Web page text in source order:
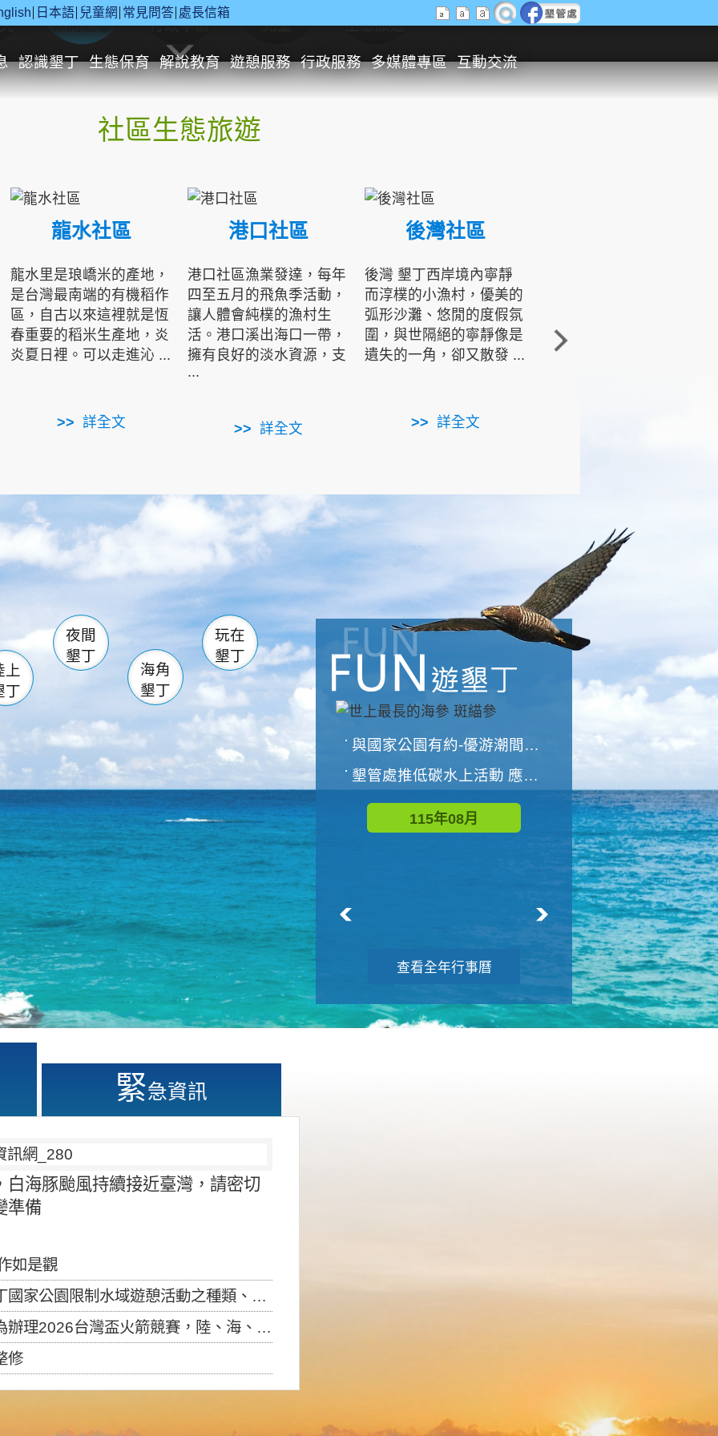
日本語 兒童網 常見問答 處長信箱
認識墾丁 生態保育 解說教育 遊憩服務 行政服務 多媒體專區 互動交流
休閒遊憩 行政申辦 兒童 生態旅遊
社區生態旅遊
龍水社區
龍水里是琅嶠米的產地，
是台灣最南端的有機稻作
區，自古以來這裡就是恆
春重要的稻米生產地，炎
炎夏日裡。可以走進沁 ...
詳全文
港口社區
港口社區漁業發達，每年
四至五月的飛魚季活動，
讓人體會純樸的漁村生
活。港口溪出海口一帶，
擁有良好的淡水資源，支
...
詳全文
後灣社區
後灣 墾丁西岸境內寧靜
而淳樸的小漁村，優美的
弧形沙灘、悠閒的度假氛
圍，與世隔絕的寧靜像是
遺失的一角，卻又散發 ...
詳全文
角的端點，冬季海浪拍打
著礁岸，旺盛的侵蝕作
南仁湖
滿州 佳樂水
森林遊樂區
墾管處遊客中心
社頂公園 風吹沙
船帆石 龍磐公園
香蕉灣 龍坑
鵝鑾鼻
上
丁
夜間
墾丁
海角
墾丁
玩在
墾丁
與國家公園有約-優游潮間探險者
墾管處推低碳水上活動 應屆畢業生限額免費參加
115年08月
世界地球清潔日 墾管處辦理「2026年墾丁國家公園沙灘淨灘活動
115年09月
查看全年行事曆
緊急資訊
海豚颱風持續接近臺灣，請密切
準備
如是觀
制水域遊憩活動之種類、範圍、時間及行為」，自即日生效。
盃火箭競賽，陸、海、空域警戒及協調相關事宜，因颱風備案事宜
修